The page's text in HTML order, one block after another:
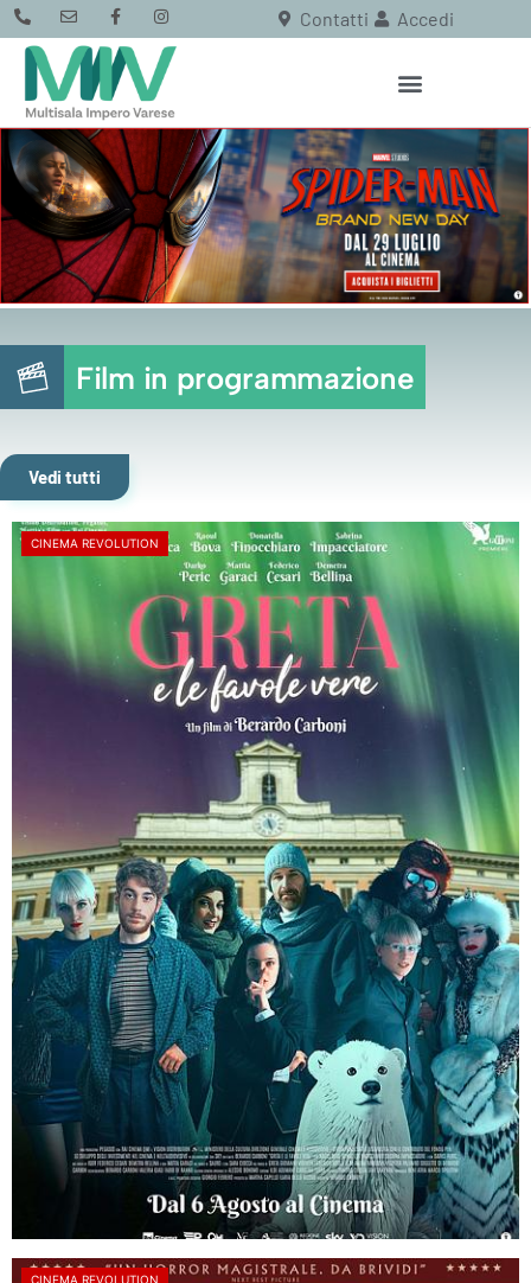
Contatti Accedi
Film in programmazione
Vedi tutti
CINEMA REVOLUTION
CINEMA REVOLUTION